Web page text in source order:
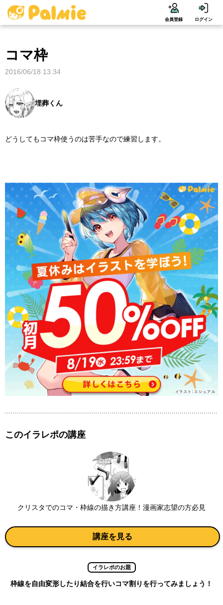
会員登録 ログイン
コマ枠
2016/06/18 13:34
埋葬くん
どうしてもコマ枠使うのは苦手なので練習します。
このイラレポの講座
クリスタでのコマ・枠線の描き方講座！漫画家志望の方必見
講座を見る
イラレポのお題
枠線を自由変形したり結合を行いコマ割りを行ってみましょう！